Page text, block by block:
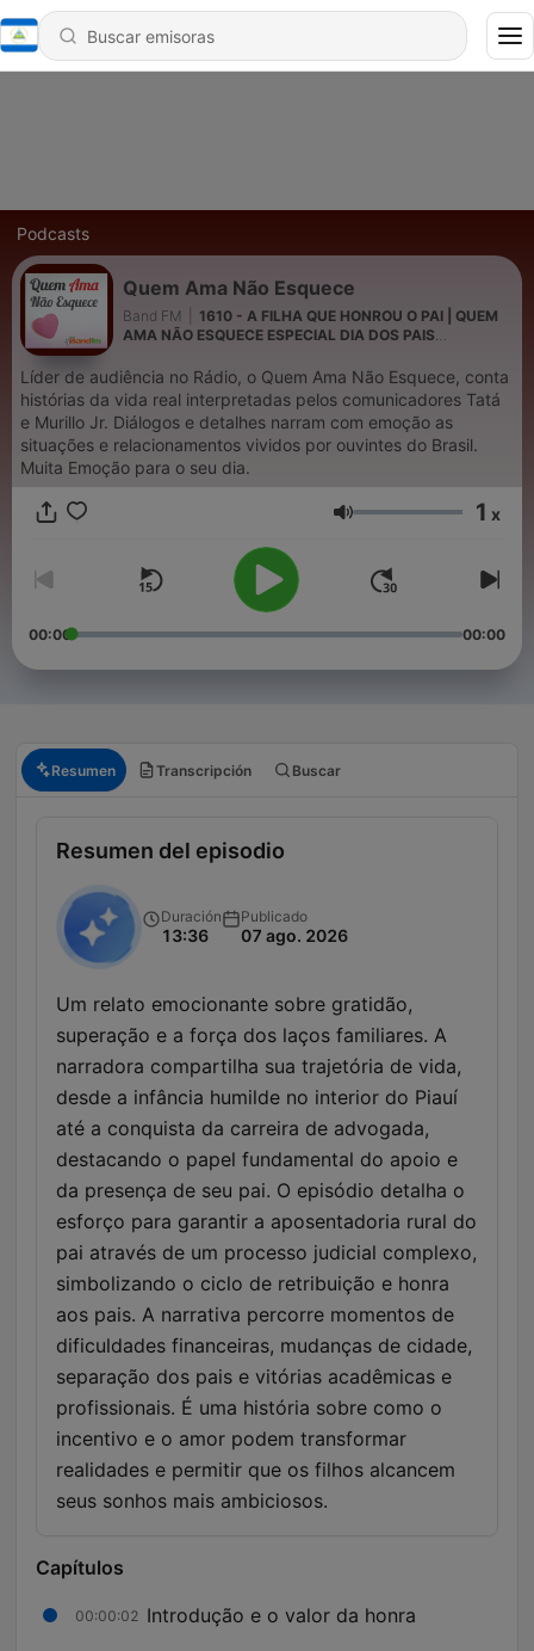
Podcasts
Quem Ama Não Esquece
Band FM
1610 - A FILHA QUE HONROU O PAI | QUEM
AMA NÃO ESQUECE ESPECIAL DIA DOS PAIS
Líder de audiência no Rádio, o Quem Ama Não Esquece, conta
histórias da vida real interpretadas pelos comunicadores Tatá
e Murillo Jr. Diálogos e detalhes narram com emoção as
situações e relacionamentos vividos por ouvintes do Brasil.
Muita Emoção para o seu dia.
Volumen 1 x
00:00 00:00
Resumen Transcripción Buscar
Resumen del episodio
Duración
13:36
Publicado
07 ago. 2026
Um relato emocionante sobre gratidão,
superação e a força dos laços familiares. A
narradora compartilha sua trajetória de vida,
desde a infância humilde no interior do Piauí
até a conquista da carreira de advogada,
destacando o papel fundamental do apoio e
da presença de seu pai. O episódio detalha o
esforço para garantir a aposentadoria rural do
pai através de um processo judicial complexo,
simbolizando o ciclo de retribuição e honra
aos pais. A narrativa percorre momentos de
dificuldades financeiras, mudanças de cidade,
separação dos pais e vitórias acadêmicas e
profissionais. É uma história sobre como o
incentivo e o amor podem transformar
realidades e permitir que os filhos alcancem
seus sonhos mais ambiciosos.
Capítulos
00:00:02 Introdução e o valor da honra